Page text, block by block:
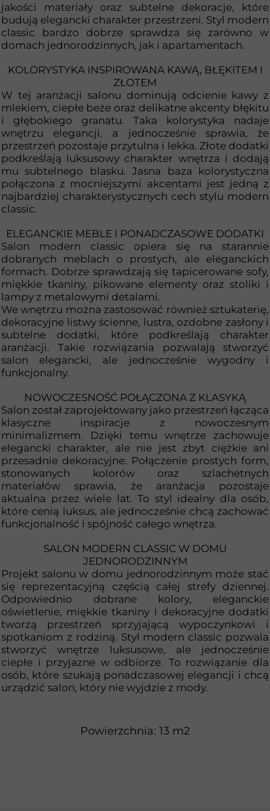
jakości materiały oraz subtelne dekoracje, które
budują elegancki charakter przestrzeni. Styl modern
classic bardzo dobrze sprawdza się zarówno w
domach jednorodzinnych, jak i apartamentach.
KOLORYSTYKA INSPIROWANA KAWĄ, BŁĘKITEM I
ZŁOTEM
W tej aranżacji salonu dominują odcienie kawy z
mlekiem, ciepłe beże oraz delikatne akcenty błękitu
i głębokiego granatu. Taka kolorystyka nadaje
wnętrzu elegancji, a jednocześnie sprawia, że
przestrzeń pozostaje przytulna i lekka. Złote dodatki
podkreślają luksusowy charakter wnętrza i dodają
mu subtelnego blasku. Jasna baza kolorystyczna
połączona z mocniejszymi akcentami jest jedną z
najbardziej charakterystycznych cech stylu modern
classic.
ELEGANCKIE MEBLE I PONADCZASOWE DODATKI
Salon modern classic opiera się na starannie
dobranych meblach o prostych, ale eleganckich
formach. Dobrze sprawdzają się tapicerowane sofy,
miękkie tkaniny, pikowane elementy oraz stoliki i
lampy z metalowymi detalami.
We wnętrzu można zastosować również sztukaterię,
dekoracyjne listwy ścienne, lustra, ozdobne zasłony i
subtelne dodatki, które podkreślają charakter
aranżacji. Takie rozwiązania pozwalają stworzyć
salon elegancki, ale jednocześnie wygodny i
funkcjonalny.
NOWOCZESNOŚĆ POŁĄCZONA Z KLASYKĄ
Salon został zaprojektowany jako przestrzeń łącząca
klasyczne inspiracje z nowoczesnym
minimalizmem. Dzięki temu wnętrze zachowuje
elegancki charakter, ale nie jest zbyt ciężkie ani
przesadnie dekoracyjne. Połączenie prostych form,
stonowanych kolorów oraz szlachetnych
materiałów sprawia, że aranżacja pozostaje
aktualna przez wiele lat. To styl idealny dla osób,
które cenią luksus, ale jednocześnie chcą zachować
funkcjonalność i spójność całego wnętrza.
SALON MODERN CLASSIC W DOMU
JEDNORODZINNYM
Projekt salonu w domu jednorodzinnym może stać
się reprezentacyjną częścią całej strefy dziennej.
Odpowiednio dobrane kolory, eleganckie
oświetlenie, miękkie tkaniny i dekoracyjne dodatki
tworzą przestrzeń sprzyjającą wypoczynkowi i
spotkaniom z rodziną. Styl modern classic pozwala
stworzyć wnętrze luksusowe, ale jednocześnie
ciepłe i przyjazne w odbiorze. To rozwiązanie dla
osób, które szukają ponadczasowej elegancji i chcą
urządzić salon, który nie wyjdzie z mody.
Powierzchnia: 13 m2